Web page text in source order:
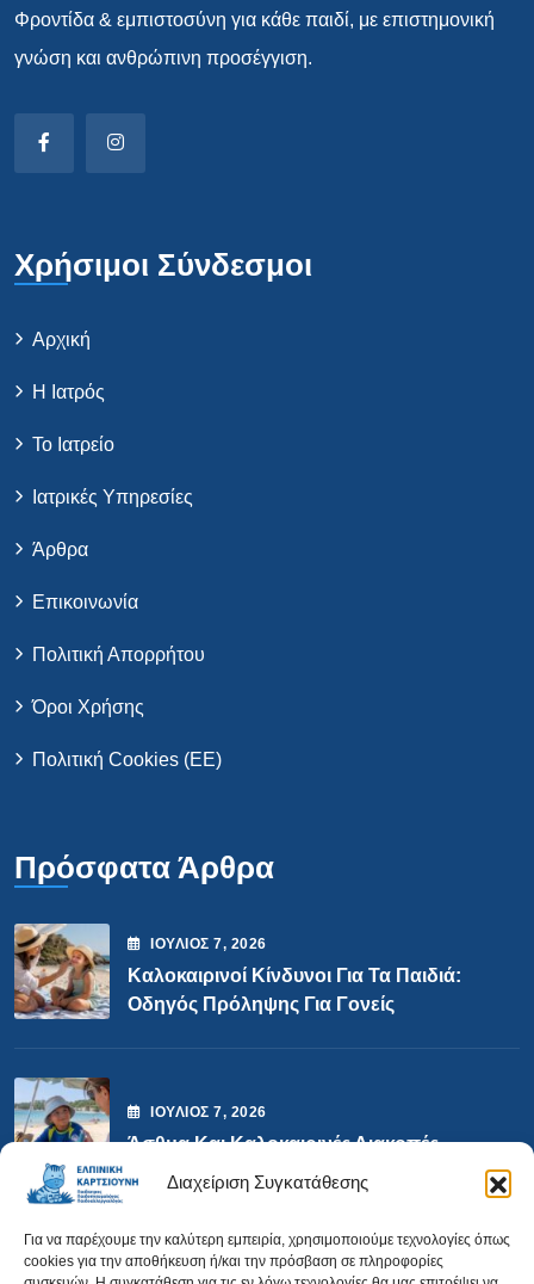
Διαχείριση Συγκατάθεσης
Για να παρέχουμε την καλύτερη εμπειρία, χρησιμοποιούμε τεχνολογίες όπως
cookies για την αποθήκευση ή/και την πρόσβαση σε πληροφορίες
Φροντίδα & εμπιστοσύνη για κάθε παιδί, με επιστημονική
γνώση και ανθρώπινη προσέγγιση.
Χρήσιμοι Σύνδεσμοι
Αρχική
Η Ιατρός
Το Ιατρείο
Ιατρικές Υπηρεσίες
Άρθρα
Επικοινωνία
Πολιτική Απορρήτου
Όροι Χρήσης
Πολιτική Cookies (ΕΕ)
Πρόσφατα Άρθρα
ΙΟΎΛΙΟΣ7, 2026
Καλοκαιρινοί Κίνδυνοι Για Τα Παιδιά:
Οδηγός Πρόληψης Για Γονείς
ΙΟΎΛΙΟΣ7, 2026
Άσθμα Και Καλοκαιρινές Διακοπές
Επικοινωνία